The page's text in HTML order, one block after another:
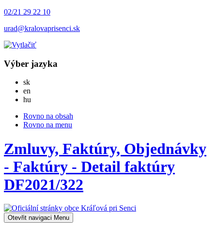
02/21 29 22 10
urad@kralovaprisenci.sk
Výber jazyka
skSlovensky
en
hu
Rovno na obsah
Rovno na menu
Zmluvy, Faktúry, Objednávky
- Faktúry - Detail faktúry
DF2021/322
Otevřit navigaci Menu